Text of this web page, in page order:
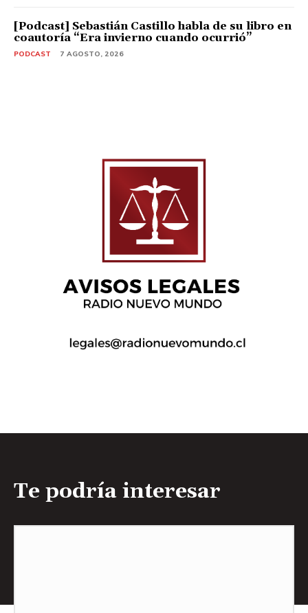
[Podcast] Sebastián Castillo habla de su libro en
coautoría “Era invierno cuando ocurrió”
PODCAST 7 AGOSTO, 2026
Te podría interesar